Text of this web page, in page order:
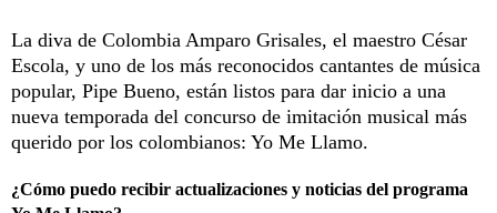
La diva de Colombia Amparo Grisales, el maestro César
Escola, y uno de los más reconocidos cantantes de música
popular, Pipe Bueno, están listos para dar inicio a una
nueva temporada del concurso de imitación musical más
querido por los colombianos: Yo Me Llamo.
¿Cómo puedo recibir actualizaciones y noticias del programa